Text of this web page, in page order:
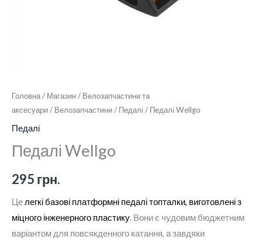
Головна/ Магазин/ Велозапчастини та
аксесуари/ Велозапчастини/ Педалі / Педалі Wellgo
Педалі
Педалі Wellgo
295 грн.
Це легкі базові платформні педалі топталки, виготовлені з
міцного інженерного пластику. Вони є чудовим бюджетним
варіантом для повсякденного катання, а завдяки